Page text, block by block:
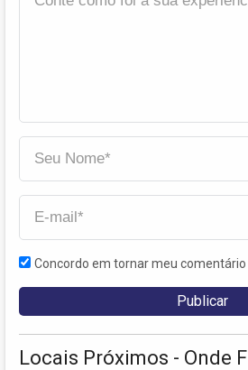
Concordo em tornar meu comentário
Locais Próximos - Onde